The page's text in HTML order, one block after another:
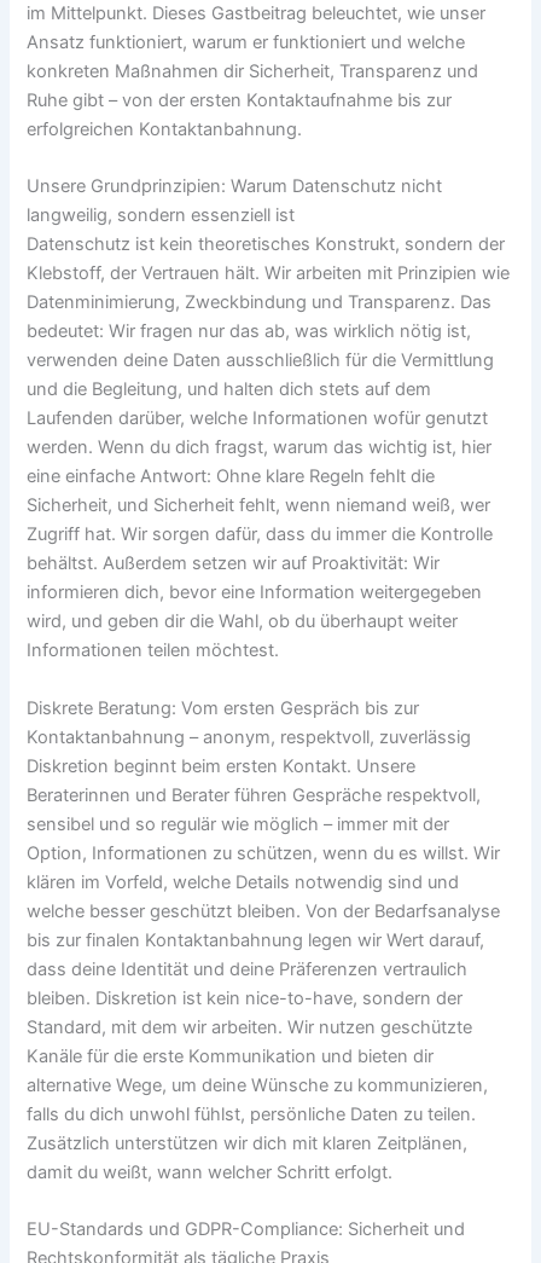
im Mittelpunkt. Dieses Gastbeitrag beleuchtet, wie unser
Ansatz funktioniert, warum er funktioniert und welche
konkreten Maßnahmen dir Sicherheit, Transparenz und
Ruhe gibt – von der ersten Kontaktaufnahme bis zur
erfolgreichen Kontaktanbahnung.
Unsere Grundprinzipien: Warum Datenschutz nicht
langweilig, sondern essenziell ist
Datenschutz ist kein theoretisches Konstrukt, sondern der
Klebstoff, der Vertrauen hält. Wir arbeiten mit Prinzipien wie
Datenminimierung, Zweckbindung und Transparenz. Das
bedeutet: Wir fragen nur das ab, was wirklich nötig ist,
verwenden deine Daten ausschließlich für die Vermittlung
und die Begleitung, und halten dich stets auf dem
Laufenden darüber, welche Informationen wofür genutzt
werden. Wenn du dich fragst, warum das wichtig ist, hier
eine einfache Antwort: Ohne klare Regeln fehlt die
Sicherheit, und Sicherheit fehlt, wenn niemand weiß, wer
Zugriff hat. Wir sorgen dafür, dass du immer die Kontrolle
behältst. Außerdem setzen wir auf Proaktivität: Wir
informieren dich, bevor eine Information weitergegeben
wird, und geben dir die Wahl, ob du überhaupt weiter
Informationen teilen möchtest.
Diskrete Beratung: Vom ersten Gespräch bis zur
Kontaktanbahnung – anonym, respektvoll, zuverlässig
Diskretion beginnt beim ersten Kontakt. Unsere
Beraterinnen und Berater führen Gespräche respektvoll,
sensibel und so regulär wie möglich – immer mit der
Option, Informationen zu schützen, wenn du es willst. Wir
klären im Vorfeld, welche Details notwendig sind und
welche besser geschützt bleiben. Von der Bedarfsanalyse
bis zur finalen Kontaktanbahnung legen wir Wert darauf,
dass deine Identität und deine Präferenzen vertraulich
bleiben. Diskretion ist kein nice-to-have, sondern der
Standard, mit dem wir arbeiten. Wir nutzen geschützte
Kanäle für die erste Kommunikation und bieten dir
alternative Wege, um deine Wünsche zu kommunizieren,
falls du dich unwohl fühlst, persönliche Daten zu teilen.
Zusätzlich unterstützen wir dich mit klaren Zeitplänen,
damit du weißt, wann welcher Schritt erfolgt.
EU-Standards und GDPR-Compliance: Sicherheit und
Rechtskonformität als tägliche Praxis